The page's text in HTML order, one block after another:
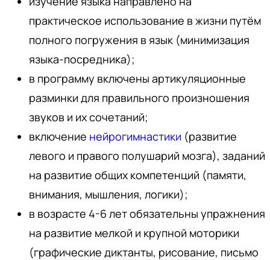
практическое использование в жизни путём
полного погружения в язык (минимизация
языка-посредника);
в программу включены артикуляционные
разминки для правильного произношения
звуков и их сочетаний;
включение нейрогимнастики (развитие
левого и правого полушарий мозга), заданий
на развитие общих компетенций (памяти,
внимания, мышления, логики);
в возрасте 4-6 лет обязательны упражнения
на развитие мелкой и крупной моторики
(графические диктанты, рисование, письмо